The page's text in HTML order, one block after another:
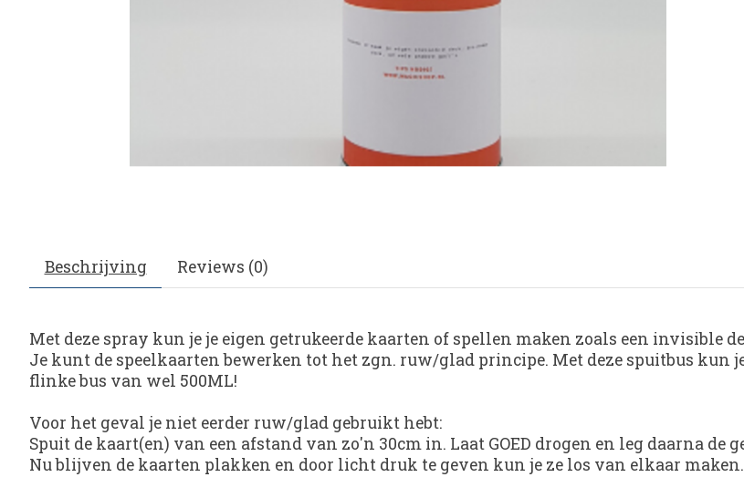
Beschrijving Reviews (0)
Met deze spray kun je je eigen getrukeerde kaarten of spellen maken zoals een invisible
Je kunt de speelkaarten bewerken tot het zgn. ruw/glad principe. Met deze spuitbus kun
flinke bus van wel 500ML!
Voor het geval je niet eerder ruw/glad gebruikt hebt:
Spuit de kaart(en) van een afstand van zo'n 30cm in. Laat GOED drogen en leg daarna de
Nu blijven de kaarten plakken en door licht druk te geven kun je ze los van elkaar maken.